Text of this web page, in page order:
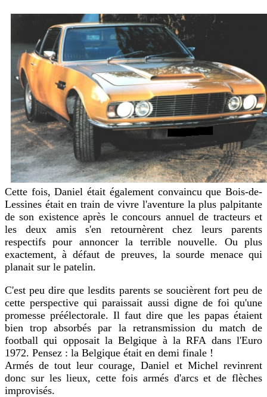
Cette fois, Daniel était également convaincu que Bois-de-
Lessines était en train de vivre l'aventure la plus palpitante
de son existence après le concours annuel de tracteurs et
les deux amis s'en retournèrent chez leurs parents
respectifs pour annoncer la terrible nouvelle. Ou plus
exactement, à défaut de preuves, la sourde menace qui
planait sur le patelin.
C'est peu dire que lesdits parents se soucièrent fort peu de
cette perspective qui paraissait aussi digne de foi qu'une
promesse préélectorale. Il faut dire que les papas étaient
bien trop absorbés par la retransmission du match de
football qui opposait la Belgique à la RFA dans l'Euro
1972. Pensez : la Belgique était en demi finale !
Armés de tout leur courage, Daniel et Michel revinrent
donc sur les lieux, cette fois armés d'arcs et de flèches
improvisés.